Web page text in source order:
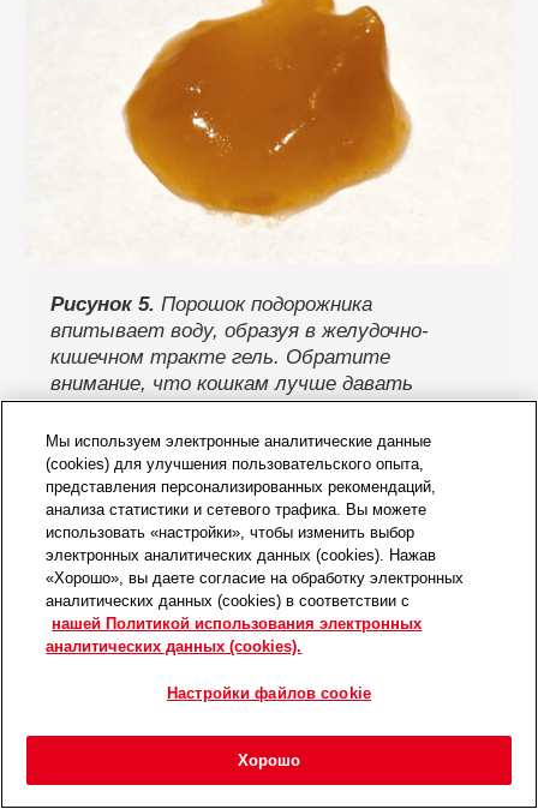
Главная Мероприятия Войти Избранное Меню
Рисунок 5. Порошок подорожника
впитывает воду, образуя в желудочно-
кишечном тракте гель. Обратите
внимание, что кошкам лучше давать
содержащие ксилит, противопоказаны.
В двух полевых испытаниях было показано,
что коммерческий сухой экструдированный
корм, содержащий умеренное количество
экстракта подорожника, обладает хорошей
вкусовой привлекательностью и позволяет
отказаться от других лекарств у кошек
ни одно из исследований не было
контролируемым, и причинная связь
наблюдаемого улучшения с диетой
Мы используем электронные аналитические данные
(cookies) для улучшения пользовательского опыта,
представления персонализированных рекомендаций,
анализа статистики и сетевого трафика. Вы можете
использовать «настройки», чтобы изменить выбор
электронных аналитических данных (cookies). Нажав
«Хорошо», вы даете согласие на обработку электронных
аналитических данных (cookies) в соответствии с
нашей Политикой использования электронных
аналитических данных (cookies).
Настройки файлов cookie
Хорошо